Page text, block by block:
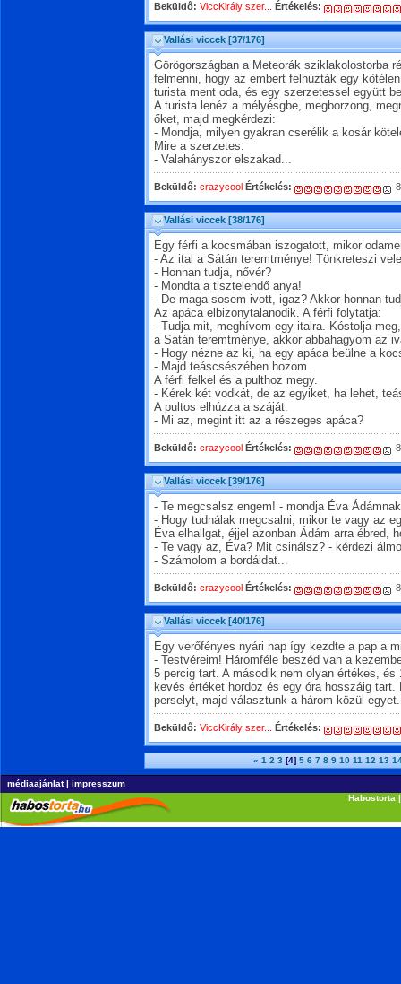
Beküldő: ViccKirály szer... Értékelés:
Vallási viccek [37/176]
Görögországban a Meteorák sziklakolostorba
felmenni, hogy az embert felhúzták egy
turista ment oda, és egy szerzetessel együtt
A turista lenéz a mélyésgbe, megborzong,
őket, majd megkérdezi:
- Mondja, milyen gyakran cserélik a kosár
Mire a szerzetes:
- Valahányszor elszakad...
Beküldő: crazycool Értékelés:
Vallási viccek [38/176]
Egy férfi a kocsmában iszogatott, mikor
- Az ital a Sátán teremtménye! Tönkreteszi
- Honnan tudja, nővér?
- Mondta a tisztelendő anya!
- De maga sosem ivott, igaz? Akkor honnan
Az apáca elbizonytalanodik. A férfi folytatja:
- Tudja mit, meghívom egy italra. Kóstolja
a Sátán teremtménye, akkor abbahagyom az
- Hogy nézne az ki, ha egy apáca beülne a
- Majd teáscsészében hozom.
A férfi felkel és a pulthoz megy.
- Kérek két vodkát, de az egyiket, ha lehet,
A pultos elhúzza a száját.
- Mi az, megint itt az a részeges apáca?
Beküldő: crazycool Értékelés:
Vallási viccek [39/176]
- Te megcsalsz engem! - mondja Éva
- Hogy tudnálak megcsalni, mikor te vagy az
Éva elhallgat, éjjel azonban Ádám arra ébred,
- Te vagy az, Éva? Mit csinálsz? - kérdezi
- Számolom a bordáidat...
Beküldő: crazycool Értékelés:
Vallási viccek [40/176]
Egy verőfényes nyári nap így kezdte a pap a
- Testvéreim! Háromféle beszéd van a
5 percig tart. A második nem olyan értékes, és
kevés értéket hordoz és egy óra hosszáig tart.
perselyt, majd választunk a három közül egyet.
Beküldő: ViccKirály szer... Értékelés:
« 1 2 3 [4] 5 6 7 8 9 10 11 12 13
médiaajánlat| impresszum
Habostorta